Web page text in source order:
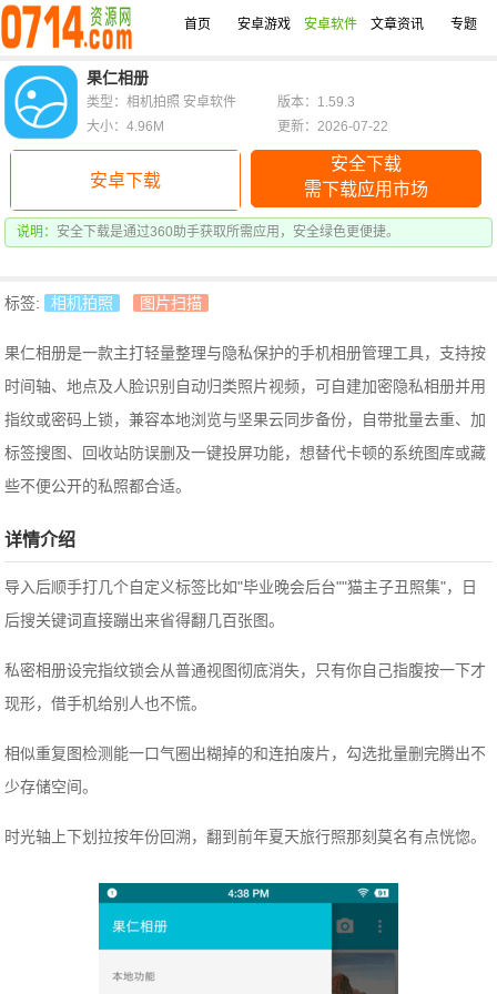
首页 安卓游戏 安卓软件 文章资讯 专题
果仁相册
安卓下载
安全下载
需下载应用市场
说明： 安全下载是通过360助手获取所需应用，安全绿色更便捷。
类型：相机拍照 安卓软件
版本：1.59.3
大小：4.96M
更新：2026-07-22
标签: 相机拍照 图片扫描
果仁相册是一款主打轻量整理与隐私保护的手机相册管理工具，支持按
时间轴、地点及人脸识别自动归类照片视频，可自建加密隐私相册并用
指纹或密码上锁，兼容本地浏览与坚果云同步备份，自带批量去重、加
标签搜图、回收站防误删及一键投屏功能，想替代卡顿的系统图库或藏
些不便公开的私照都合适。
详情介绍
导入后顺手打几个自定义标签比如"毕业晚会后台""猫主子丑照集"，日
后搜关键词直接蹦出来省得翻几百张图。
私密相册设完指纹锁会从普通视图彻底消失，只有你自己指腹按一下才
现形，借手机给别人也不慌。
相似重复图检测能一口气圈出糊掉的和连拍废片，勾选批量删完腾出不
少存储空间。
时光轴上下划拉按年份回溯，翻到前年夏天旅行照那刻莫名有点恍惚。